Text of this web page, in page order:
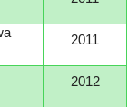
2011
2012